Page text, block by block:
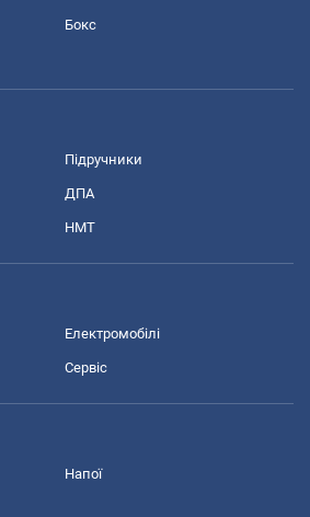
Бокс
Підручники
ДПА
НМТ
Електромобілі
Сервіс
Напої